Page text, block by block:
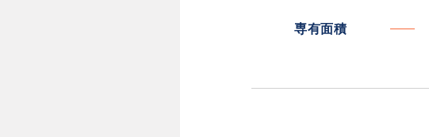
専有面積